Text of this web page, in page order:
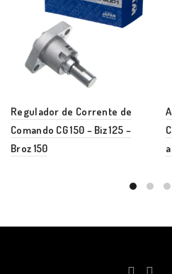
Regulador de Corrente de
Comando CG 150 – Biz 125 –
Broz 150